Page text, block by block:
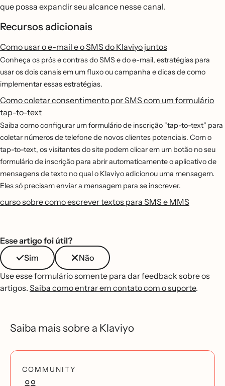
que possa expandir seu alcance nesse canal.
Recursos adicionais
Como usar o e-mail e o SMS do Klaviyo juntos
Conheça os prós e contras do SMS e do e-mail, estratégias para
usar os dois canais em um fluxo ou campanha e dicas de como
implementar essas estratégias.
Como coletar consentimento por SMS com um formulário
tap-to-text
Saiba como configurar um formulário de inscrição "tap-to-text" para
coletar números de telefone de novos clientes potenciais. Com o
tap-to-text, os visitantes do site podem clicar em um botão no seu
formulário de inscrição para abrir automaticamente o aplicativo de
mensagens de texto no qual o Klaviyo adicionou uma mensagem.
Eles só precisam enviar a mensagem para se inscrever.
curso sobre como escrever textos para SMS e MMS
Esse artigo foi útil?
Sim
Não
Use esse formulário somente para dar feedback sobre os
artigos. Saiba como entrar em contato com o suporte.
Saiba mais sobre a Klaviyo
COMMUNITY